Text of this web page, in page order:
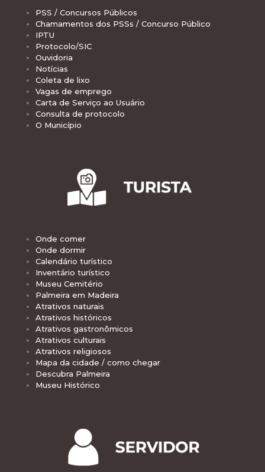
PSS / Concursos Públicos
Chamamentos dos PSSs / Concurso Público
IPTU
Protocolo/SIC
Ouvidoria
Notícias
Coleta de lixo
Vagas de emprego
Carta de Serviço ao Usuário
Consulta de protocolo
O Município
Onde comer
Onde dormir
Calendário turístico
Inventário turístico
Museu Cemitério
Palmeira em Madeira
Atrativos naturais
Atrativos históricos
Atrativos gastronômicos
Atrativos culturais
Atrativos religiosos
Mapa da cidade / como chegar
Descubra Palmeira
Museu Histórico